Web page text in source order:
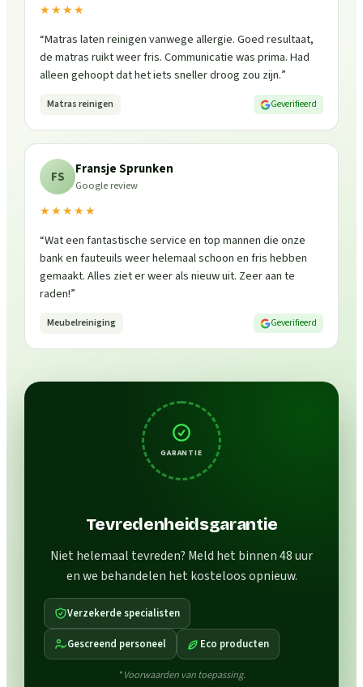
★★★★
“Matras laten reinigen vanwege allergie. Goed resultaat,
de matras ruikt weer fris. Communicatie was prima. Had
alleen gehoopt dat het iets sneller droog zou zijn.”
Matras reinigen Geverifieerd
FS Fransje Sprunken
Google review
★★★★★
“Wat een fantastische service en top mannen die onze
bank en fauteuils weer helemaal schoon en fris hebben
gemaakt. Alles ziet er weer als nieuw uit. Zeer aan te
raden!”
Meubelreiniging Geverifieerd
GARANTIE
Tevredenheidsgarantie
Niet helemaal tevreden? Meld het binnen 48 uur
en we behandelen het kosteloos opnieuw.
Verzekerde specialisten
Gescreend personeel Eco producten
* Voorwaarden van toepassing.